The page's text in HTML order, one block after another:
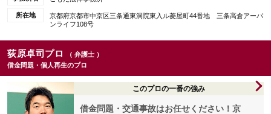
所在地
京都府京都市中京区三条通東洞院東入ル菱屋町44番地 三条高倉アーバ
ンライフ108号
荻原卓司プロ
（ 弁護士 ）
借金問題・個人再生のプロ
このプロの一番の強み
借金問題・交通事故はお任せください！京